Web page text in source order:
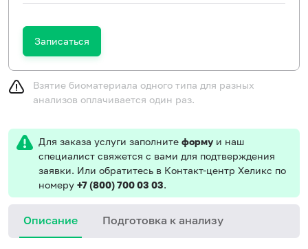
Записаться
Взятие биоматериала одного типа для разных
анализов оплачивается один раз.
Для заказа услуги заполните форму и наш
специалист свяжется с вами для подтверждения
заявки. Или обратитесь в Контакт-центр Хеликс по
номеру +7 (800) 700 03 03.
Описание Подготовка к анализу